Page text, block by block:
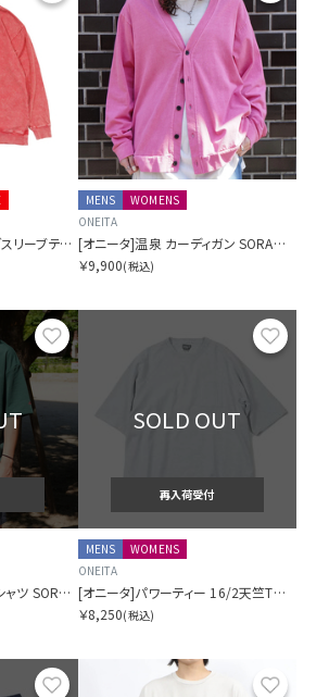
[オニータ]ケミカルロングスリーブティー
MENS
WOMENS
ONEITA
[オニータ]温泉 カーディガン SORA別注
￥9,900(税込)
お気に入り
[オニータ]温泉 鹿の子Tシャツ SORA別注
SOLD OUT
再入荷受付
MENS
WOMENS
ONEITA
[オニータ]パワーティー 16/2天竺Tシャツ
￥8,250(税込)
お気に入り